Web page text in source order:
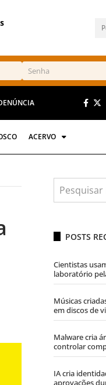
ACERVO
POSTS
Cientistas
laboratório
Músicas
em discos de
Malware cria
controlar
IA cria
aprovações